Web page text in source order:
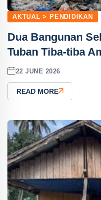
AKTUAL > PENDIDIKAN
Dua Bangunan
Tuban Tiba-tiba
22 JUNE 2026
READ MORE